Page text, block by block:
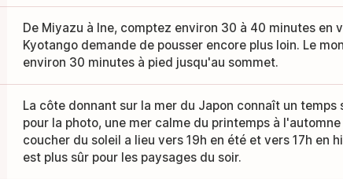
De Miyazu à Ine, comptez environ 30 à 40 minutes en
Kyotango demande de pousser encore plus loin. Le
environ 30 minutes à pied jusqu'au sommet.
La côte donnant sur la mer du Japon connaît un temps
pour la photo, une mer calme du printemps à
coucher du soleil a lieu vers 19h en été et vers 17h en
est plus sûr pour les paysages du soir.